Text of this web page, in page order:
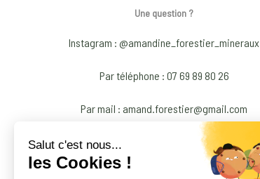
Une question ?
Instagram : @amandine_forestier_mineraux
Par téléphone : 07 69 89 80 26
Par mail : amand.forestier@gmail.com